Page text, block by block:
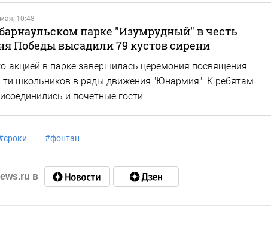
10:48
парке "Изумрудный" в честь
Победы высадили 79 кустов сирени
акцией в парке завершилась церемония посвящения
ти школьников в ряды движения "Юнармия". К ребятам
и почетные гости
сроки #фонтан
в